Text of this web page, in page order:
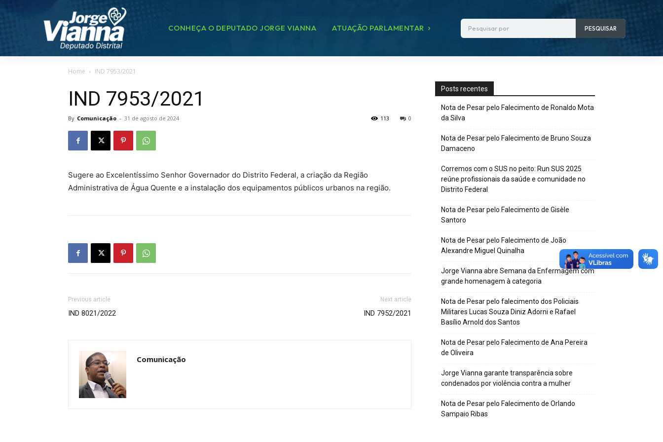
CONHEÇA O DEPUTADO JORGE VIANNA ATUAÇÃO PARLAMENTAR Pesquisar por PESQUISAR
Home IND 7953/2021
IND 7953/2021
By Comunicação - 31 de agosto de 2024 0
113
Sugere ao Excelentíssimo Senhor Governador do Distrito Federal, a criação da Região
Administrativa de Água Quente e a instalação dos equipamentos públicos urbanos na região.
Previous article
IND 8021/2022
Next article
IND 7952/2021
Comunicação
Posts recentes
Nota de Pesar pelo Falecimento de Ronaldo Mota
da Silva
Nota de Pesar pelo Falecimento de Bruno Souza
Damaceno
Corremos com o SUS no peito: Run SUS 2025
reúne profissionais da saúde e comunidade no
Distrito Federal
Nota de Pesar pelo Falecimento de Gisèle
Santoro
Nota de Pesar pelo Falecimento de João
Alexandre Miguel Quinalha
Jorge Vianna abre Semana da Enfermagem com
grande homenagem à categoria
Nota de Pesar pelo falecimento dos Policiais
Militares Lucas Souza Diniz Adorni e Rafael
Basílio Arnold dos Santos
Nota de Pesar pelo Falecimento de Ana Pereira
de Oliveira
Jorge Vianna garante transparência sobre
condenados por violência contra a mulher
Nota de Pesar pelo Falecimento de Orlando
Sampaio Ribas